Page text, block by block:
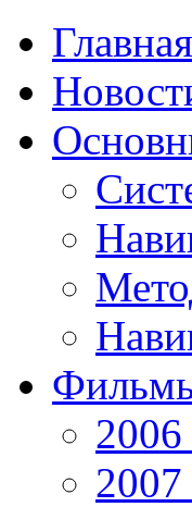
Главная
2006
2007